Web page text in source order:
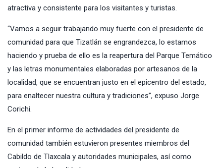
atractiva y consistente para los visitantes y turistas.
“Vamos a seguir trabajando muy fuerte con el presidente de
comunidad para que Tizatlán se engrandezca, lo estamos
haciendo y prueba de ello es la reapertura del Parque Temático
y las letras monumentales elaboradas por artesanos de la
localidad, que se encuentran justo en el epicentro del estado,
para enaltecer nuestra cultura y tradiciones”, expuso Jorge
Corichi.
En el primer informe de actividades del presidente de
comunidad también estuvieron presentes miembros del
Cabildo de Tlaxcala y autoridades municipales, así como